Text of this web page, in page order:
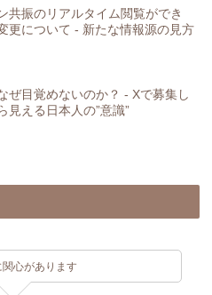
共振のリアルタイム閲覧ができ
更について - 新たな情報源の見方
ぜ目覚めないのか？ - Xで募集し
見える日本人の”意識”
心があります